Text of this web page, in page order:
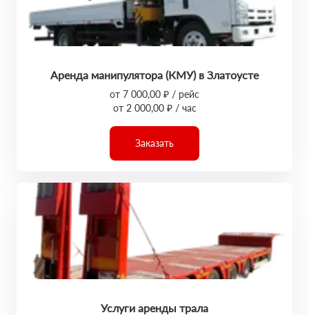
Аренда манипулятора (КМУ) в Златоусте
от 7 000,00 ₽ / рейс
от 2 000,00 ₽ / час
Заказать
Услуги аренды трала